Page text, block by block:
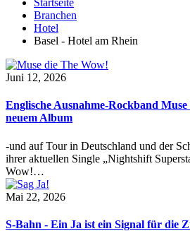
Startseite
Branchen
Hotel
Basel - Hotel am Rhein
Juni 12, 2026
Englische Ausnahme-Rockband
neuem Album
-und auf Tour in Deutschland und der
ihrer aktuellen Single „Nightshift
Wow!…
Mai 22, 2026
S-Bahn - Ein Ja ist ein Signal für die